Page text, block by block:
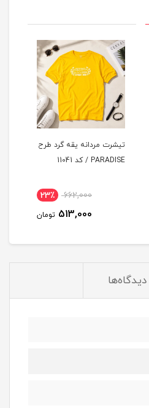
تیشرت مردانه یقه گرد طرح
PARADISE / کد 11041
662,000 23٪
513,000 تومان
دیدگاه‌ها